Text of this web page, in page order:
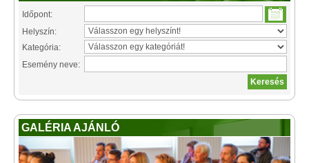
Időpont:
Helyszín:
Kategória:
Esemény neve:
GALÉRIA AJÁNLÓ